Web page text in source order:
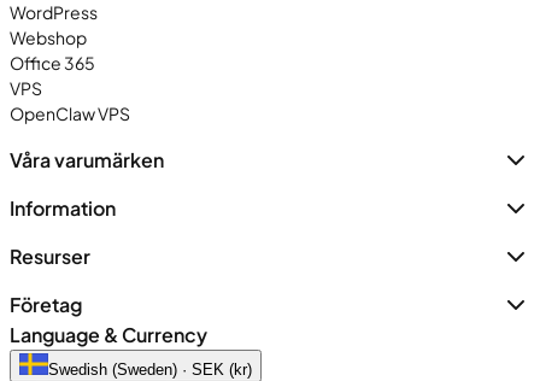
WordPress
Webshop
Office 365
VPS
OpenClaw VPS
Våra varumärken
Information
Resurser
Företag
Language & Currency
Swedish (Sweden) · SEK (kr)